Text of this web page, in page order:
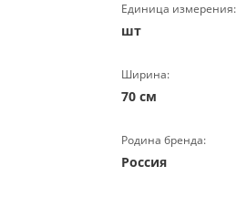
Единица измерения:
шт
Ширина:
70 см
Родина бренда:
Россия